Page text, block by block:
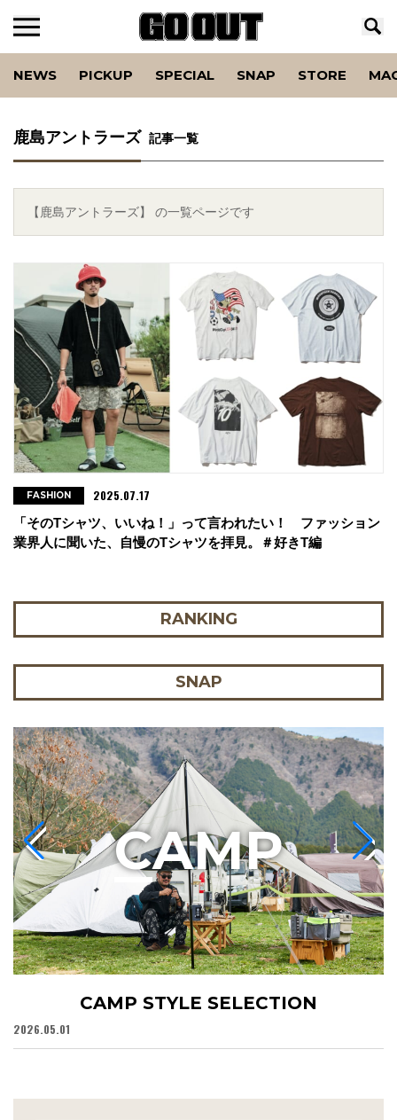
NEWS PICKUP SPECIAL SNAP STORE
鹿島アントラーズ 記事一覧
【鹿島アントラーズ】 の一覧ページです
「そのTシャツ、いいね！」って言われたい！ ファッション
業界人に聞いた、自慢のTシャツを拝見。＃好きT編
FASHION 2025.07.17
RANKING
SNAP
CAMP STYLE SELECTION
2026.05.01
CAMP